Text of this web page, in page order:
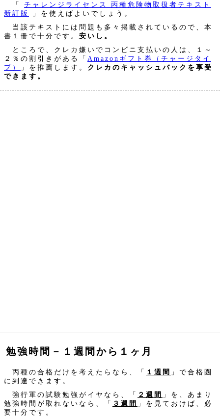
「
チャレンジライセンス 丙種危険物取扱者テキスト
新訂版
」を使えばよいでしょう。
当該テキストには問題も多々掲載されているので、本
書１冊で十分です。 安いし。
ところで、クレカ嫌いでコンビニ支払いの人は、１～
２％の割引きがある「 Amazonギフト券（チャージタイ
プ）
」を推薦します。 クレカのキャッシュバックを享受
できます。
勉強時間－１週間から１ヶ月
丙種の合格だけを考えたらなら、「 １週間
」で合格圏
に到達できます。
強行軍の試験勉強がイヤなら、「 ２週間
」を、あまり
勉強時間が取れないなら、「 ３週間
」を見ておけば、必
要十分です。